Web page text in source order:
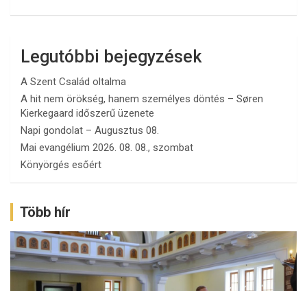
Legutóbbi bejegyzések
A Szent Család oltalma
A hit nem örökség, hanem személyes döntés – Søren
Kierkegaard időszerű üzenete
Napi gondolat – Augusztus 08.
Mai evangélium 2026. 08. 08., szombat
Könyörgés esőért
Több hír